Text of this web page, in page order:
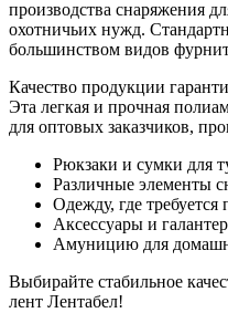
производства снаряжения
охотничьих нужд.
большинством видов
Качество продукции
Эта легкая и прочная
для оптовых заказчиков,
Рюкзаки и сумки для
Различные элементы
Одежду, где требуется
Аксессуары и
Амуницию для
Выбирайте стабильное
лент Лентабел!